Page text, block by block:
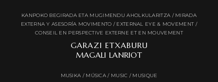
KANPOKO BEGIRADA ETA MUGIMENDU AHOLKULARITZA / MIRADA
EXTERNA Y ASESORÍA MOVIMENTO / EXTERNAL EYE & MOVEMENT /
CONSEIL EN PERSPECTIVE EXTERNE ET EN MOUVEMENT
GARAZI ETXABURU
MAGALI LANRIOT
MUSIKA / MÚSICA / MUSIC / MUSIQUE